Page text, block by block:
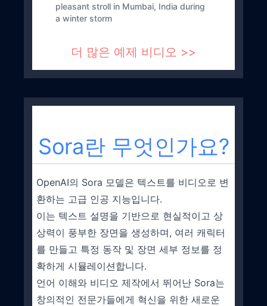
pleasant stroll in Mumbai, India during
a winter storm
더 많은 예제 비디오 >>
Sora란 무엇인가요?
OpenAI의 Sora 모델은 텍스트를 비디오로 변
환하는 고급 인공 지능입니다.
이는 텍스트 설명을 기반으로 현실적이고 상
상력이 풍부한 장면을 생성하며, 여러 캐릭터
를 만들고 특정 동작 및 장면 세부 정보를 정
확하게 시뮬레이션합니다.
언어 이해와 비디오 제작에서 뛰어난 Sora는
창의적인 전문가들에게 혁신을 위한 새로운